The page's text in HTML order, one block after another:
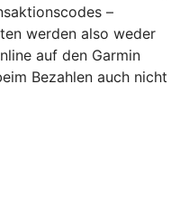
–
werden also weder
auf den Garmin
Bezahlen auch nicht